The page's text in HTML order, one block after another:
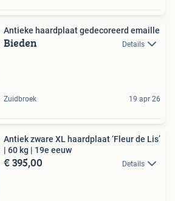
Antieke haardplaat gedecoreerd emaille
Bieden Details
Zuidbroek 19 apr 26
Antiek zware XL haardplaat ‘Fleur de Lis’
| 60 kg | 19e eeuw
€ 395,00 Details